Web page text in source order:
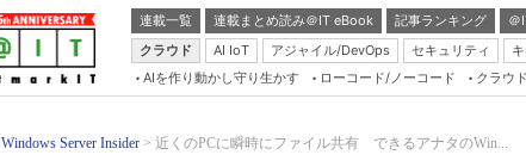
連載一覧 連載まとめ読み＠IT eBook 記事ランキング ＠
クラウド
AI IoT アジャイル/DevOps セキュリティ
AIを作り動かし守り生かす ローコード/ノーコード クラウ
Windows Server Insider 近くのPCに瞬時にファイル共有 できるアナタのWin...